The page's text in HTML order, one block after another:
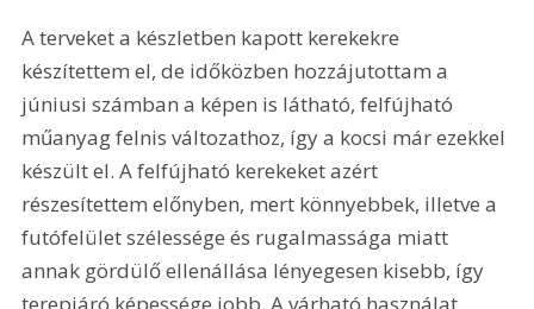
A terveket a készletben kapott kerekekre
készítettem el, de időközben hozzájutottam a
júniusi számban a képen is látható, felfújható
műanyag felnis változathoz, így a kocsi már ezekkel
készült el. A felfújható kerekeket azért
részesítettem előnyben, mert könnyebbek, illetve a
futófelület szélessége és rugalmassága miatt
annak gördülő ellenállása lényegesen kisebb, így
terepjáró képessége jobb. A várható használat